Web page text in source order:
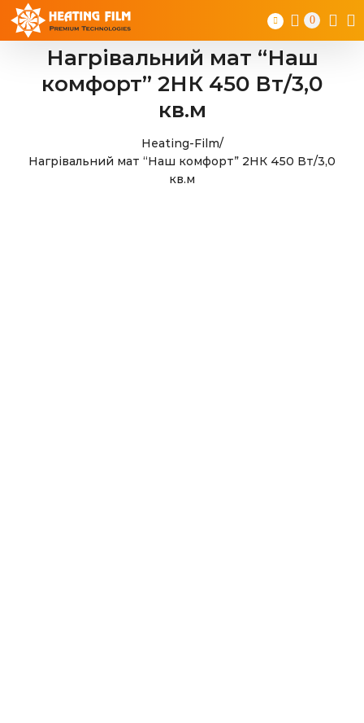
Skip
content
0
Нагрівальний мат “Наш
комфорт” 2НК 450 Вт/3,0
кв.м
Heating-Film/
Нагрівальний мат “Наш комфорт” 2НК 450 Вт/3,0
кв.м